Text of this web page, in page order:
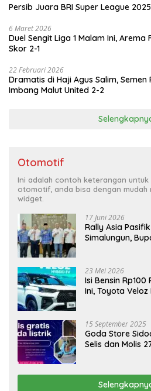
Persib Juara BRI Super League
6 Maret 2026
Duel Sengit Liga 1 Malam Ini, Arema
Skor 2-1
22 Februari 2026
Dramatis di Haji Agus Salim,
Imbang Malut United 2-2
Otomotif
Ini adalah contoh keterangan
otomotif, anda bisa dengan mudah
widget.
17 Juni 2026
Rally Asia
Simalungun,
23 Mei 2026
Isi Bensin
Ini, Toyota
15 September 2025
Goda Store
Selis dan Molis